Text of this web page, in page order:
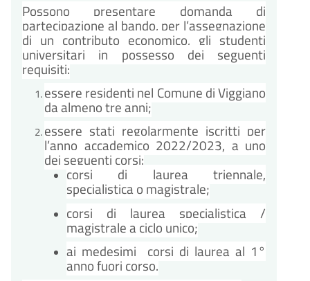
Possono presentare domanda di
partecipazione al bando, per l’assegnazione
di un contributo economico, gli studenti
universitari in possesso dei seguenti
requisiti:
essere residenti nel Comune di Viggiano
da almeno tre anni;
essere stati regolarmente iscritti per
l’anno accademico 2022/2023, a uno
dei seguenti corsi:
corsi di laurea triennale,
specialistica o magistrale;
corsi di laurea specialistica /
magistrale a ciclo unico;
ai medesimi corsi di laurea al 1°
anno fuori corso.